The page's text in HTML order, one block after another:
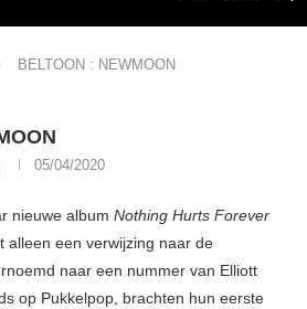
BELTOON : NEWMOON
05/04/2020
nieuwe album Nothing Hurts Forever
alleen een verwijzing naar de
naar een nummer van Elliott
op Pukkelpop, brachten hun eerste